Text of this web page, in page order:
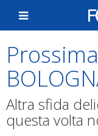
Altra sfida
questa volta